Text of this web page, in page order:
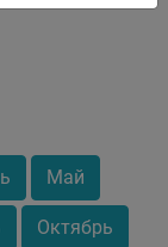
Май
Октябрь